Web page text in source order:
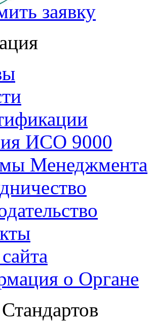
заявку
ИСО 9000
Менеджмента
о Органе